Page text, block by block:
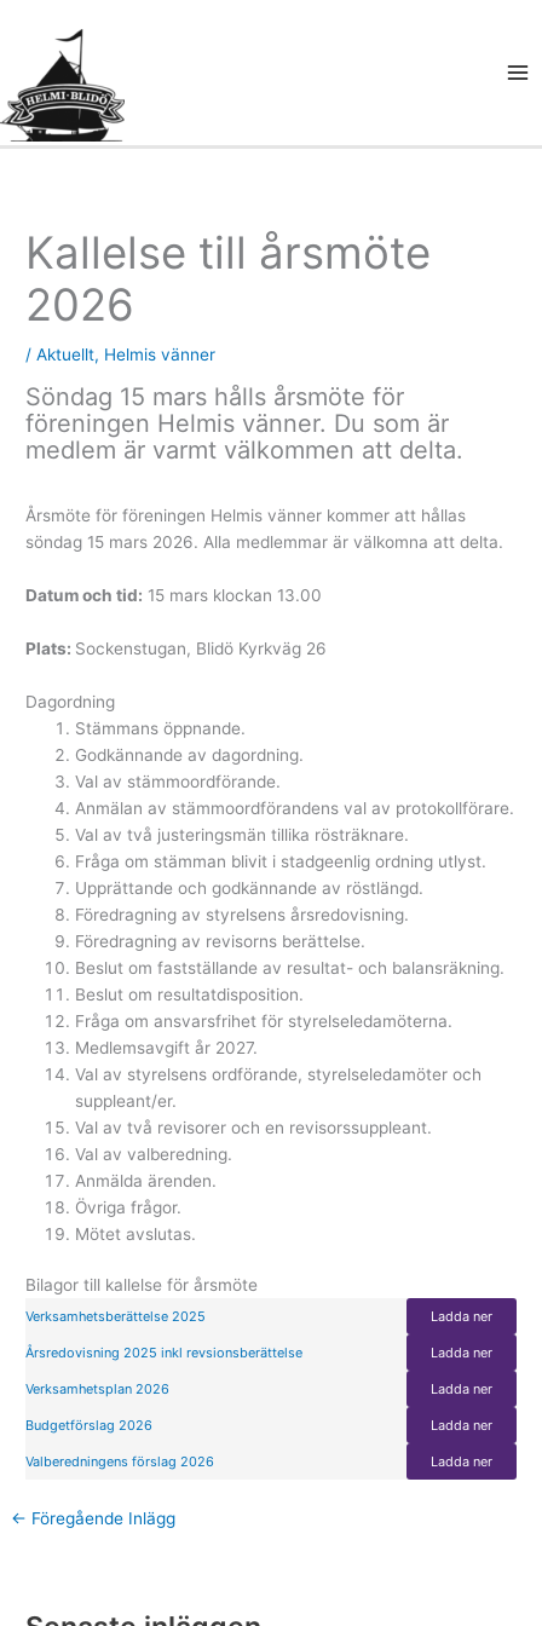
innehåll
Kallelse till årsmöte
2026
/Aktuellt, Helmis vänner
Söndag 15 mars hålls årsmöte för
föreningen Helmis vänner. Du som är
medlem är varmt välkommen att delta.
Årsmöte för föreningen Helmis vänner kommer att hållas
söndag 15 mars 2026. Alla medlemmar är välkomna att delta.
Datum och tid: 15 mars klockan 13.00
Plats: Sockenstugan, Blidö Kyrkväg 26
Dagordning
Stämmans öppnande.
Godkännande av dagordning.
Val av stämmoordförande.
Anmälan av stämmoordförandens val av protokollförare.
Val av två justeringsmän tillika rösträknare.
Fråga om stämman blivit i stadgeenlig ordning utlyst.
Upprättande och godkännande av röstlängd.
Föredragning av styrelsens årsredovisning.
Föredragning av revisorns berättelse.
Beslut om fastställande av resultat- och balansräkning.
Beslut om resultatdisposition.
Fråga om ansvarsfrihet för styrelseledamöterna.
Medlemsavgift år 2027.
Val av styrelsens ordförande, styrelseledamöter och
suppleant/er.
Val av två revisorer och en revisorssuppleant.
Val av valberedning.
Anmälda ärenden.
Övriga frågor.
Mötet avslutas.
Bilagor till kallelse för årsmöte
Verksamhetsberättelse 2025 Ladda ner
Årsredovisning 2025 inkl revsionsberättelse Ladda ner
Verksamhetsplan 2026 Ladda ner
Budgetförslag 2026 Ladda ner
Valberedningens förslag 2026 Ladda ner
← Föregående Inlägg